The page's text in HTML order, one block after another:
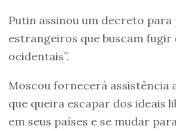
Putin assinou um decreto
estrangeiros que buscam fugir
ocidentais”.
Moscou fornecerá assistência
que queira escapar dos ideais
em seus países e se mudar